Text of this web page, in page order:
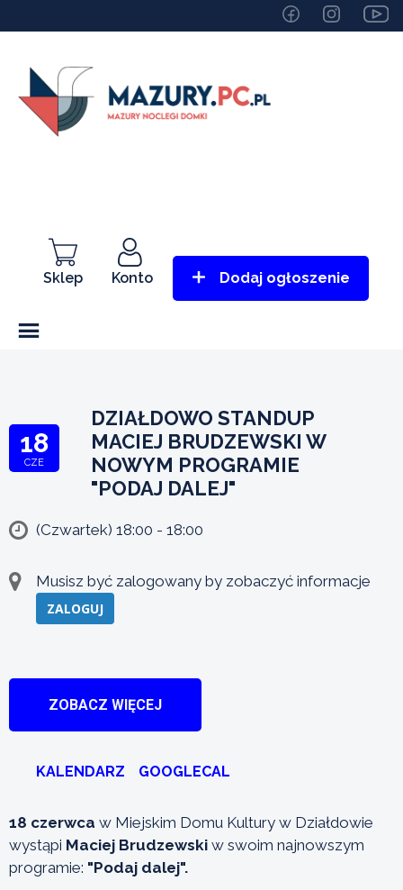
Sklep Konto Dodaj ogłoszenie
18
CZE
DZIAŁDOWO STANDUP
MACIEJ BRUDZEWSKI W
NOWYM PROGRAMIE
"PODAJ DALEJ"
(Czwartek) 18:00 - 18:00
Musisz być zalogowany by zobaczyć informacje
ZALOGUJ
ZOBACZ WIĘCEJ
KALENDARZ GOOGLECAL
18 czerwca w Miejskim Domu Kultury w Działdowie
wystąpi Maciej Brudzewski w swoim najnowszym
programie: "Podaj dalej".